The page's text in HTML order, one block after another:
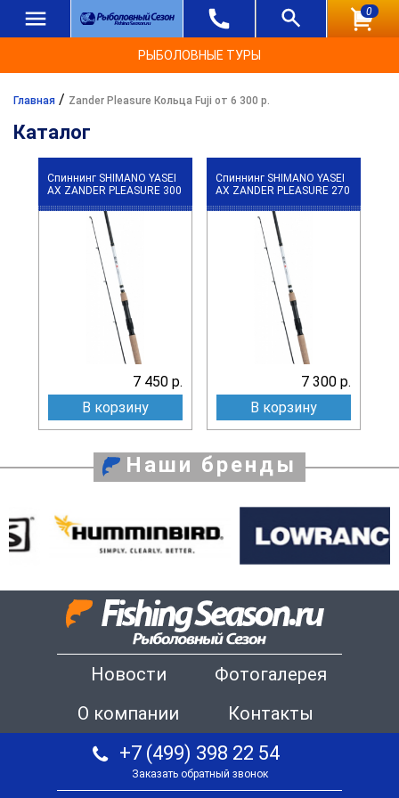
0
РЫБОЛОВНЫЕ ТУРЫ
Главная / Zander Pleasure Кольца Fuji от 6 300 р.
Каталог
Спиннинг SHIMANO YASEI
АХ ZANDER PLEASURE 300
7 450 р.
В корзину
Спиннинг SHIMANO YASEI
АХ ZANDER PLEASURE 270
7 300 р.
В корзину
Наши бренды
Новости
Фотогалерея
О компании
Контакты
+7 (499) 398 22 54
Заказать обратный звонок